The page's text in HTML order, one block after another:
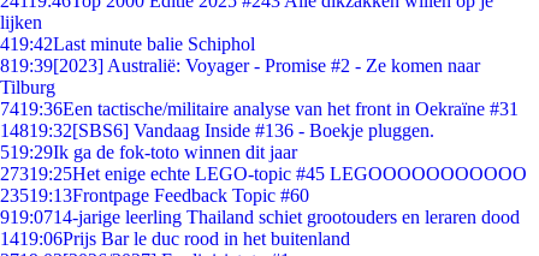
lijken
419:42Last minute balie Schiphol
819:39[2023] Australië: Voyager - Promise #2 - Ze komen naar
Tilburg
7419:36Een tactische/militaire analyse van het front in Oekraïne #31
14819:32[SBS6] Vandaag Inside #136 - Boekje pluggen.
519:29Ik ga de fok-toto winnen dit jaar
27319:25Het enige echte LEGO-topic #45 LEGOOOOOOOOOOO
23519:13Frontpage Feedback Topic #60
919:0714-jarige leerling Thailand schiet grootouders en leraren dood
1419:06Prijs Bar le duc rood in het buitenland